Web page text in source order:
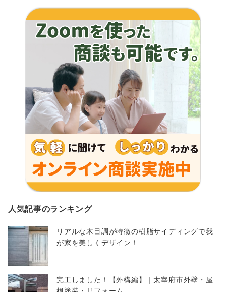
人気記事のランキング
リアルな木目調が特徴の樹脂サイディングで我
が家を美しくデザイン！
完工しました！【外構編】｜太宰府市外壁・屋